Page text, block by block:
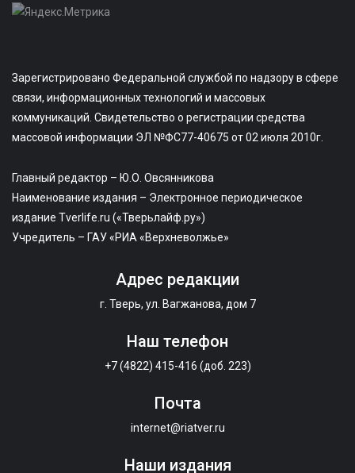
Зарегистрировано Федеральной службой по надзору в сфере
связи, информационных технологий и массовых
коммуникаций. Свидетельство о регистрации средства
массовой информации ЭЛ №ФС77-40675 от 02 июля 2010г.
Главный редактор – Ю.О. Овсянникова
Наименование издания – Электронное периодическое
издание Tverlife.ru («Тверьлайф.ру»)
Учредитель – ГАУ «РИА «Верхневолжье»
Адрес редакции
г. Тверь, ул. Вагжанова, дом 7
Наш телефон
+7 (4822) 415-416 (доб. 223)
Почта
internet@riatver.ru
Наши издания